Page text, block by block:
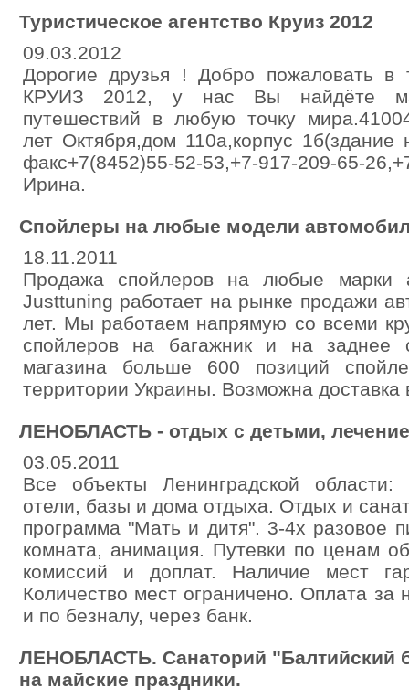
Туристическое агентство Круиз 2012
09.03.2012
Дорогие друзья ! Добро пожаловать в
КРУИЗ 2012, у нас Вы найдёте
путешествий в любую точку
лет Октября,дом 110а,корпус 1б(здание
факс+7(8452)55-52-53,+7-917-209-65-
Ирина.
Спойлеры на любые модели
18.11.2011
Продажа спойлеров на любые марки
Justtuning работает на рынке продажи
лет. Мы работаем напрямую со всеми
спойлеров на багажник и на заднее
магазина больше 600 позиций
территории Украины. Возможна доставка
ЛЕНОБЛАСТЬ - отдых с детьми,
03.05.2011
Все объекты Ленинградской области:
отели, базы и дома отдыха. Отдых и
программа "Мать и дитя". 3-4х разовое
комната, анимация. Путевки по ценам
комиссий и доплат. Наличие мест
Количество мест ограничено. Оплата
и по безналу, через банк.
ЛЕНОБЛАСТЬ. Санаторий "Балтийский
на майские праздники.